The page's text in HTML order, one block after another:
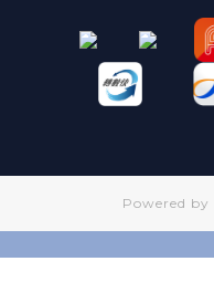
Powered by